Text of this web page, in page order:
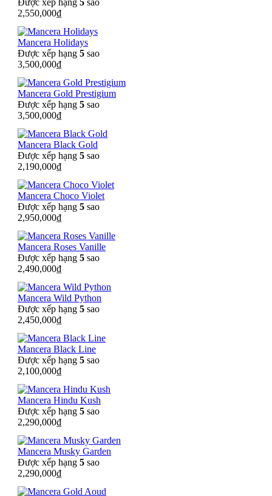
2,550,000₫
Mancera Holidays
Được xếp hạng 5 sao
3,500,000₫
Mancera Gold Prestigium
Được xếp hạng 5 sao
3,500,000₫
Mancera Black Gold
Được xếp hạng 5 sao
2,190,000₫
Mancera Choco Violet
Được xếp hạng 5 sao
2,950,000₫
Mancera Roses Vanille
Được xếp hạng 5 sao
2,490,000₫
Mancera Wild Python
Được xếp hạng 5 sao
2,450,000₫
Mancera Black Line
Được xếp hạng 5 sao
2,100,000₫
Mancera Hindu Kush
Được xếp hạng 5 sao
2,290,000₫
Mancera Musky Garden
Được xếp hạng 5 sao
2,290,000₫